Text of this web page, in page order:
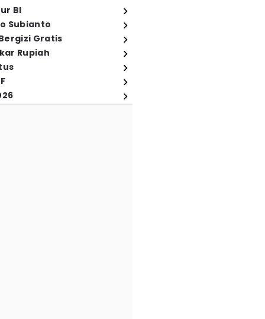
BI
Subianto
Gratis
Rupiah